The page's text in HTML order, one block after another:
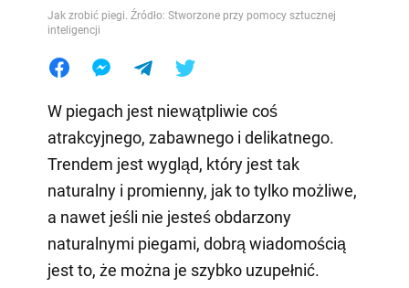
Jak zrobić piegi. Źródło: Stworzone przy pomocy sztucznej
inteligencji
W piegach jest niewątpliwie coś
atrakcyjnego, zabawnego i delikatnego.
Trendem jest wygląd, który jest tak
naturalny i promienny, jak to tylko możliwe,
a nawet jeśli nie jesteś obdarzony
naturalnymi piegami, dobrą wiadomością
jest to, że można je szybko uzupełnić.